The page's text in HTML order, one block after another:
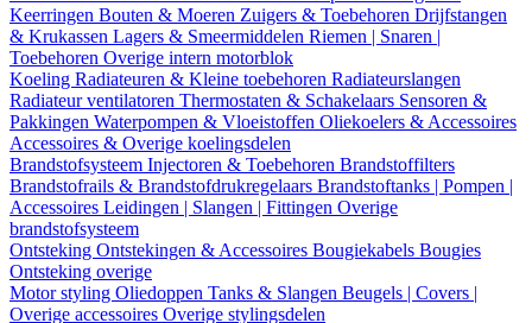
Keerringen Bouten & Moeren Zuigers & Toebehoren Drijfstangen
& Krukassen Lagers & Smeermiddelen Riemen | Snaren |
Toebehoren Overige intern motorblok
Koeling Radiateuren & Kleine toebehoren Radiateurslangen
Radiateur ventilatoren Thermostaten & Schakelaars Sensoren &
Pakkingen Waterpompen & Vloeistoffen Oliekoelers & Accessoires
Accessoires & Overige koelingsdelen
Brandstofsysteem Injectoren & Toebehoren Brandstoffilters
Brandstofrails & Brandstofdrukregelaars Brandstoftanks | Pompen |
Accessoires Leidingen | Slangen | Fittingen Overige
brandstofsysteem
Ontsteking Ontstekingen & Accessoires Bougiekabels Bougies
Ontsteking overige
Motor styling Oliedoppen Tanks & Slangen Beugels | Covers |
Overige accessoires Overige stylingsdelen